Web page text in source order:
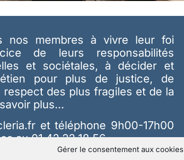
Gérer le consentement aux cookies
nos membres à vivre leur foi
de leurs responsabilités
et sociétales, à décider et
pour plus de justice, de
respect des plus fragiles et de la
plus…
et téléphone 9h00-17h00
au 01 42 22 18 56